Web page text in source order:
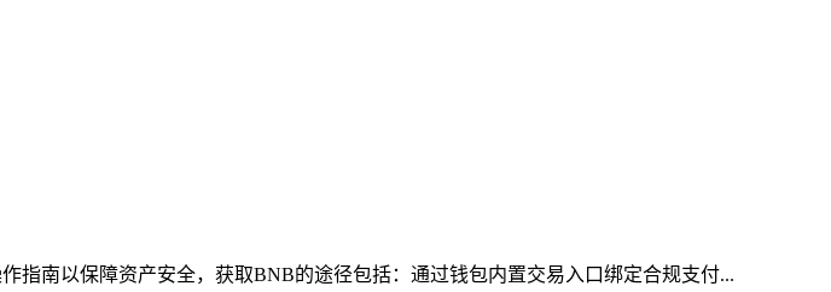
指南以保障资产安全，获取BNB的途径包括：通过钱包内置交易入口绑定合规支付...